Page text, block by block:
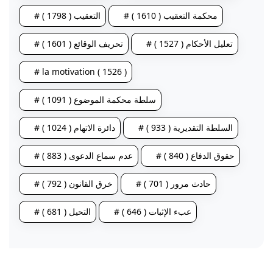
# التعقيب ( 1798 ) # محكمة التعقيب ( 1610 )
# تحريف الوقائع ( 1601 ) # تعليل الأحكام ( 1527 )
# la motivation ( 1526 )
# سلطة محكمة الموضوع ( 1091 )
# دائرة الاتهام ( 1024 ) # السلطة التقديرية ( 933 )
# عدم سماع الدعوى ( 883 ) # حقوق الدفاع ( 840 )
# خرق القانون ( 792 ) # حادث مرور ( 701 )
# التحيل ( 681 ) # عبء الإثبات ( 646 )